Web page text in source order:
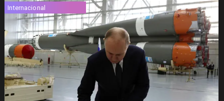
Internacional